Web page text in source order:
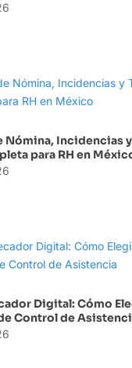
Nómina, Incidencias
para RH en
Digital: Cómo
Control de